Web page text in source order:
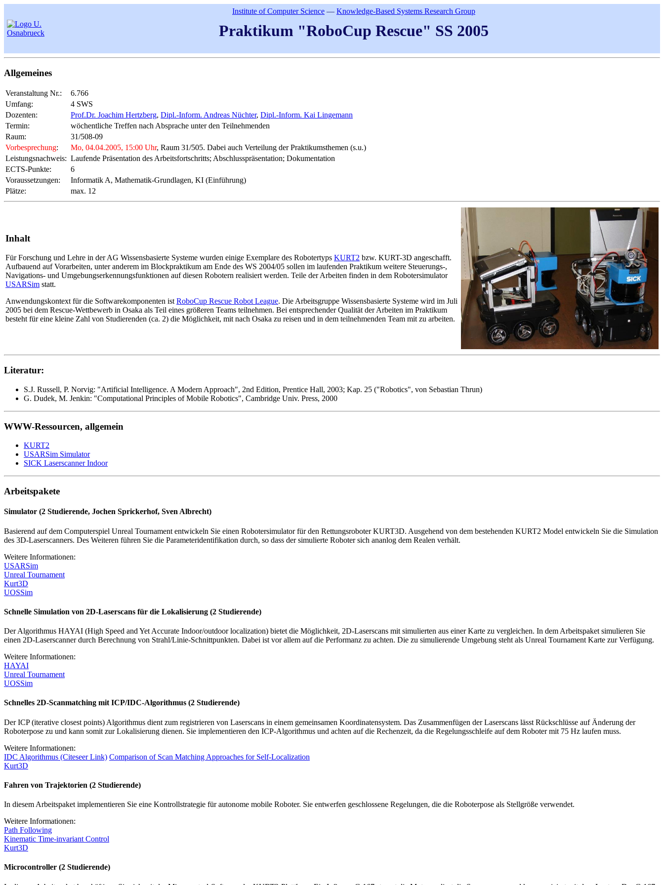
Institute of Computer Science — Knowledge-Based Systems Research Group
Praktikum "RoboCup Rescue" SS 2005
Allgemeines
Veranstaltung Nr.:
6.766
Umfang:
4 SWS
Dozenten:
Prof.Dr. Joachim Hertzberg, Dipl.-Inform. Andreas Nüchter, Dipl.-Inform. Kai Lingemann
Termin:
wöchentliche Treffen nach Absprache unter den Teilnehmenden
Raum:
31/508-09
Vorbesprechung: Mo, 04.04.2005, 15:00 Uhr, Raum 31/505. Dabei auch Verteilung der Praktikumsthemen (s.u.)
Leistungsnachweis: Laufende Präsentation des Arbeitsfortschritts; Abschlusspräsentation; Dokumentation
ECTS-Punkte:
6
Voraussetzungen:
Informatik A, Mathematik-Grundlagen, KI (Einführung)
Plätze:
max. 12
Inhalt
Für Forschung und Lehre in der AG Wissensbasierte Systeme wurden einige Exemplare des Robotertyps KURT2 bzw. KURT-3D angeschafft.
Aufbauend auf Vorarbeiten, unter anderem im Blockpraktikum am Ende des WS 2004/05 sollen im laufenden Praktikum weitere Steuerungs-,
Navigations- und Umgebungserkennungsfunktionen auf diesen Robotern realisiert werden. Teile der Arbeiten finden in dem Robotersimulator
USARSim statt.
Anwendungskontext für die Softwarekomponenten ist RoboCup Rescue Robot League. Die Arbeitsgruppe Wissensbasierte Systeme wird im Juli
2005 bei dem Rescue-Wettbewerb in Osaka als Teil eines größeren Teams teilnehmen. Bei entsprechender Qualität der Arbeiten im Praktikum
besteht für eine kleine Zahl von Studierenden (ca. 2) die Möglichkeit, mit nach Osaka zu reisen und in dem teilnehmenden Team mit zu arbeiten.
Literatur:
S.J. Russell, P. Norvig: "Artificial Intelligence. A Modern Approach", 2nd Edition, Prentice Hall, 2003; Kap. 25 ("Robotics", von Sebastian Thrun)
G. Dudek, M. Jenkin: "Computational Principles of Mobile Robotics", Cambridge Univ. Press, 2000
WWW-Ressourcen, allgemein
KURT2
USARSim Simulator
SICK Laserscanner Indoor
Arbeitspakete
Simulator (2 Studierende, Jochen Sprickerhof, Sven Albrecht)
Basierend auf dem Computerspiel Unreal Tournament entwickeln Sie einen Robotersimulator für den Rettungsroboter KURT3D. Ausgehend von dem bestehenden KURT2 Model entwickeln Sie die Simulation
des 3D-Laserscanners. Des Weiteren führen Sie die Parameteridentifikation durch, so dass der simulierte Roboter sich ananlog dem Realen verhält.
Weitere Informationen:
USARSim
Unreal Tournament
Kurt3D
UOSSim
Schnelle Simulation von 2D-Laserscans für die Lokalisierung (2 Studierende)
Der Algorithmus HAYAI (High Speed and Yet Accurate Indoor/outdoor localization) bietet die Möglichkeit, 2D-Laserscans mit simulierten aus einer Karte zu vergleichen. In dem Arbeitspaket simulieren Sie
einen 2D-Laserscanner durch Berechnung von Strahl/Linie-Schnittpunkten. Dabei ist vor allem auf die Performanz zu achten. Die zu simulierende Umgebung steht als Unreal Tournament Karte zur Verfügung.
Weitere Informationen:
HAYAI
Unreal Tournament
UOSSim
Schnelles 2D-Scanmatching mit ICP/IDC-Algorithmus (2 Studierende)
Der ICP (iterative closest points) Algorithmus dient zum registrieren von Laserscans in einem gemeinsamen Koordinatensystem. Das Zusammenfügen der Laserscans lässt Rückschlüsse auf Änderung der
Roboterpose zu und kann somit zur Lokalisierung dienen. Sie implementieren den ICP-Algorithmus und achten auf die Rechenzeit, da die Regelungsschleife auf dem Roboter mit 75 Hz laufen muss.
Weitere Informationen:
IDC Algorithmus (Citeseer Link) Comparison of Scan Matching Approaches for Self-Localization
Kurt3D
Fahren von Trajektorien (2 Studierende)
In diesem Arbeitspaket implementieren Sie eine Kontrollstrategie für autonome mobile Roboter. Sie entwerfen geschlossene Regelungen, die die Roboterpose als Stellgröße verwendet.
Weitere Informationen:
Path Following
Kinematic Time-invariant Control
Kurt3D
Microcontroller (2 Studierende)